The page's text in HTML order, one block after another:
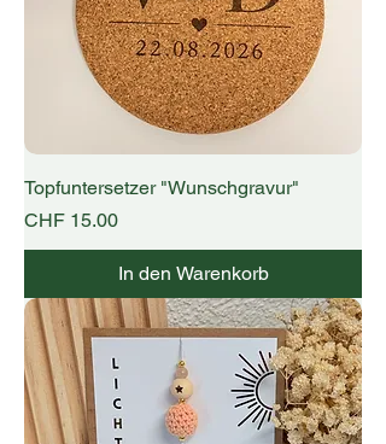
Topfuntersetzer "Wunschgravur"
Preis
CHF 15.00
In den Warenkorb